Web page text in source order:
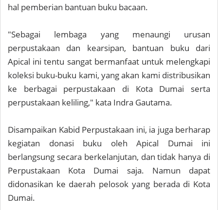
hal pemberian bantuan buku bacaan.
"Sebagai lembaga yang menaungi urusan
perpustakaan dan kearsipan, bantuan buku dari
Apical ini tentu sangat bermanfaat untuk melengkapi
koleksi buku-buku kami, yang akan kami distribusikan
ke berbagai perpustakaan di Kota Dumai serta
perpustakaan keliling," kata Indra Gautama.
Disampaikan Kabid Perpustakaan ini, ia juga berharap
kegiatan donasi buku oleh Apical Dumai ini
berlangsung secara berkelanjutan, dan tidak hanya di
Perpustakaan Kota Dumai saja. Namun dapat
didonasikan ke daerah pelosok yang berada di Kota
Dumai.